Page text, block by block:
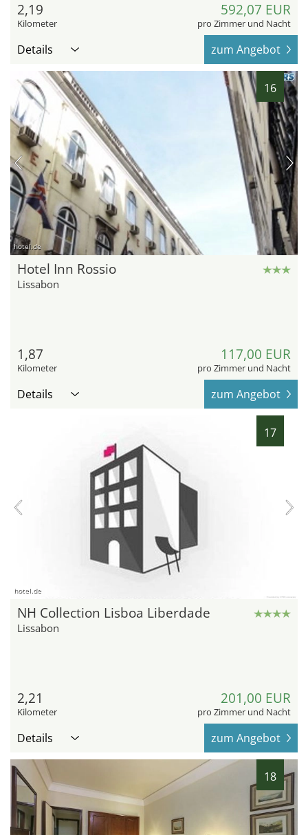
2,19
Kilometer
592,07 EUR
pro Zimmer und Nacht
Details zum Angebot
16
hotel.de
Hotel Inn Rossio
Lissabon
1,87
Kilometer
117,00 EUR
pro Zimmer und Nacht
Details zum Angebot
17
hotel.de
NH Collection Lisboa Liberdade
Lissabon
2,21
Kilometer
201,00 EUR
pro Zimmer und Nacht
Details zum Angebot
18